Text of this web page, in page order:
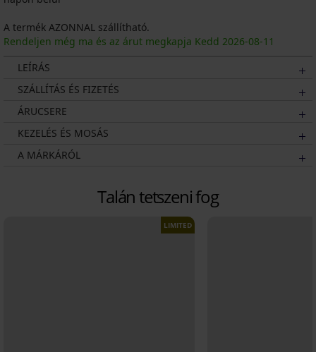
A termék AZONNAL szállítható.
Rendeljen még ma és az árut megkapja Kedd 2026-08-11
LEÍRÁS
SZÁLLÍTÁS ÉS FIZETÉS
ÁRUCSERE
KEZELÉS ÉS MOSÁS
A MÁRKÁRÓL
Talán tetszeni fog
LIMITED